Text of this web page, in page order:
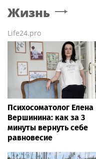
Жизнь
Life24.pro
Психосоматолог Елена
Вершинина: как за 3
минуты вернуть себе
равновесие